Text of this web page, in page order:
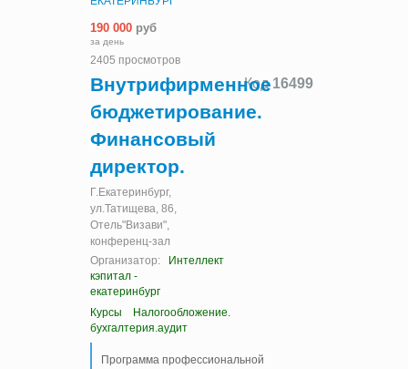
190 000 руб
за день
2405 просмотров
Код16499
Внутрифирменное
бюджетирование.
Финансовый
директор.
Г.Екатеринбург,
ул.Татищева, 86,
Отель"Визави",
конференц-зал
Организатор:
Интеллект
кэпитал -
екатеринбург
Курсы
Налогообложение.
бухгалтерия.аудит
Программа профессиональной